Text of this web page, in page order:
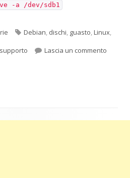
-a /dev/sdb1
Tag
Debian dischi guasto Linux
supporto Lascia un commento